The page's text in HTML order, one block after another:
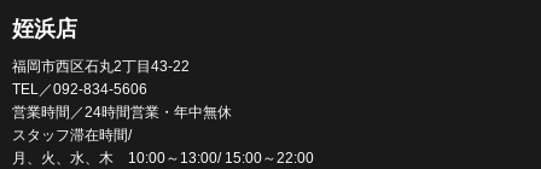
姪浜店
福岡市西区石丸2丁目43-22
TEL／092-834-5606
営業時間／24時間営業・年中無休
スタッフ滞在時間/
月、火、水、木 10:00～13:00/ 15:00～22:00